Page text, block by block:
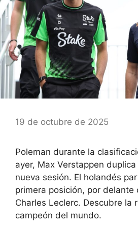
19 de octubre de 2025
Poleman durante la
ayer, Max Verstappen
nueva sesión. El holandés
primera posición, por delante
Charles Leclerc. Descubre la
campeón del mundo.